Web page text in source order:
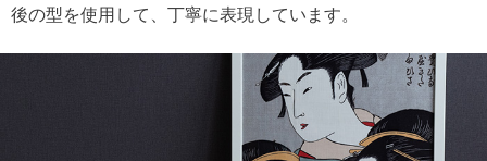
後の型を使用して、丁寧に表現しています。